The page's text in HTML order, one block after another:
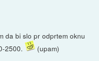
da bi slo pr odprtem oknu
2500.
(upam)